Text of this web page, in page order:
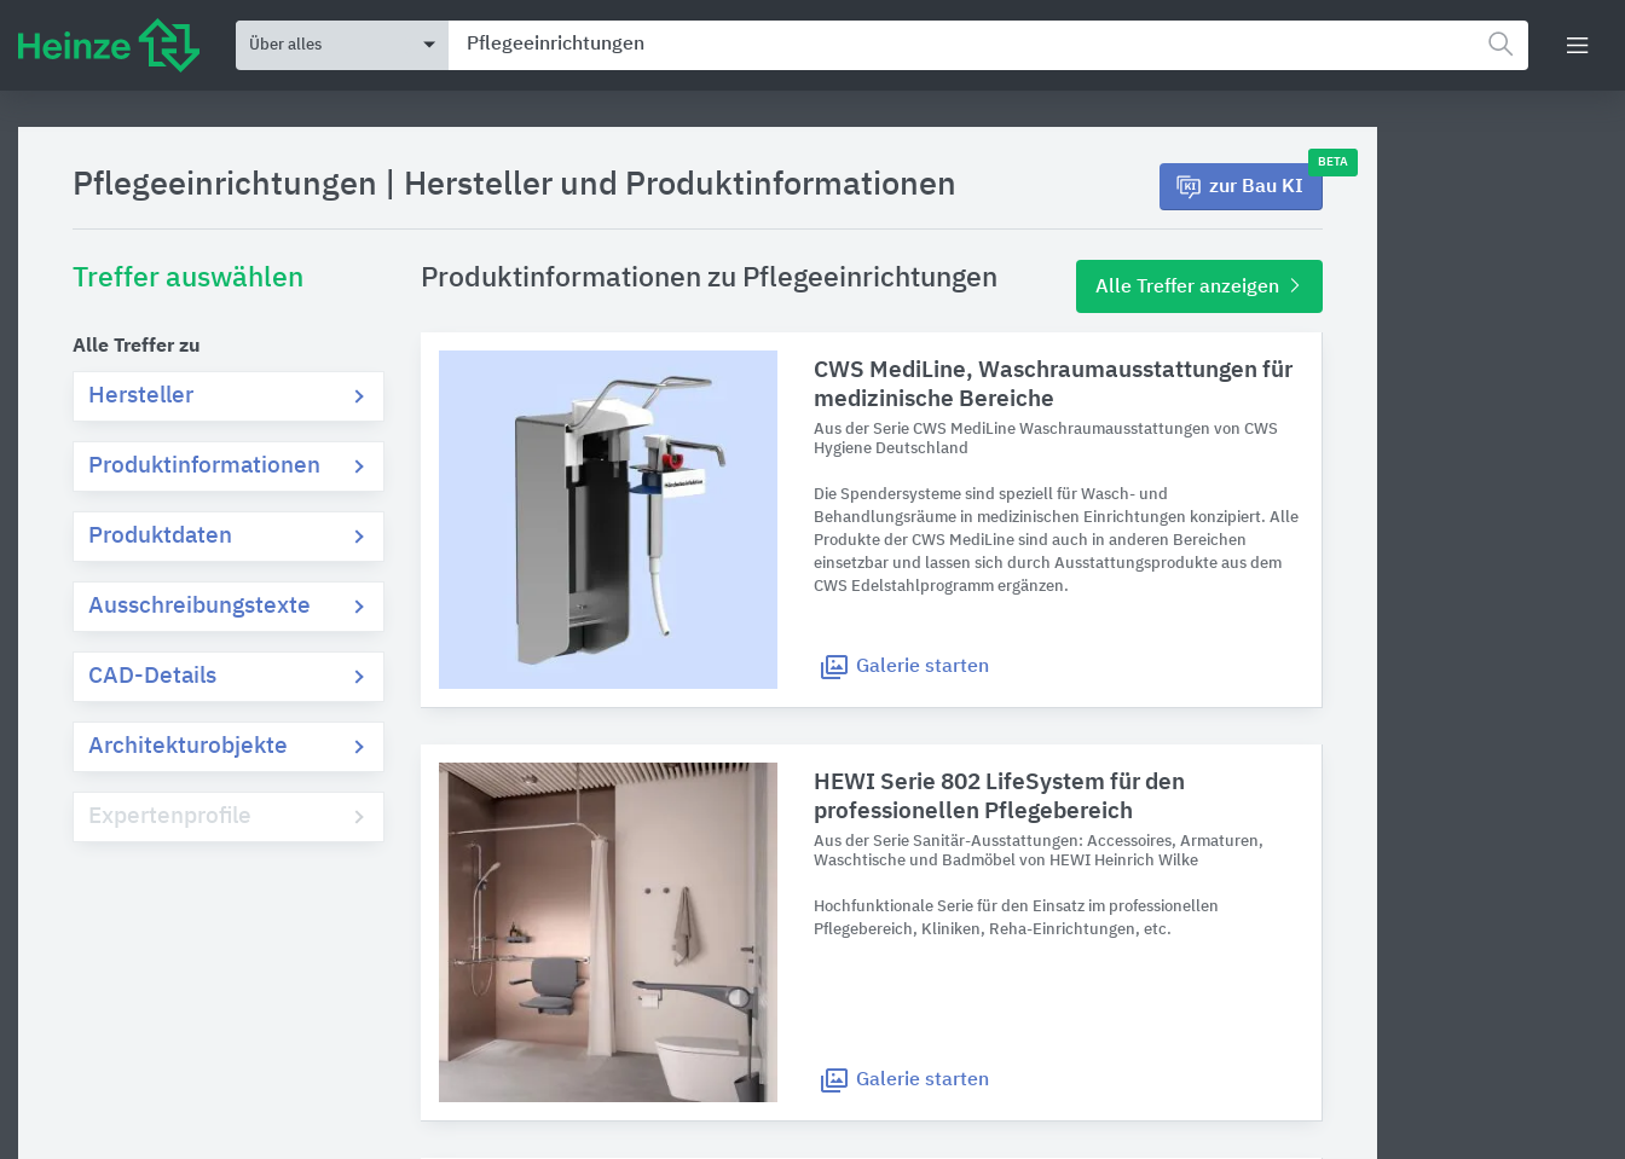
Über alles
Pflegeeinrichtungen Hersteller und Produktinformationen zur Bau KI
BETA
Treffer auswählen
Alle Treffer zu
Hersteller
Produktinformationen
Produktdaten
Ausschreibungstexte
CAD-Details
Architekturobjekte
Expertenprofile
Produktinformationen zu Pflegeeinrichtungen Alle Treffer anzeigen
CWS MediLine, Waschraumausstattungen für
medizinische Bereiche
Aus der Serie CWS MediLine Waschraumausstattungen von CWS
Hygiene Deutschland
Die Spendersysteme sind speziell für Wasch- und
Behandlungsräume in medizinischen Einrichtungen konzipiert. Alle
Produkte der CWS MediLine sind auch in anderen Bereichen
einsetzbar und lassen sich durch Ausstattungsprodukte aus dem
CWS Edelstahlprogramm ergänzen.
Galerie starten
HEWI Serie 802 LifeSystem für den ​
professionellen Pflegebereich
Aus der Serie Sanitär-Ausstattungen: Accessoires, Armaturen,
Waschtische und Badmöbel von HEWI Heinrich Wilke
Hochfunktionale Serie für den Einsatz im professionellen
Pflegebereich, Kliniken, Reha-Einrichtungen, etc.
Galerie starten